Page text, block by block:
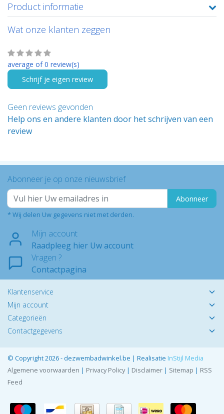
Product informatie
Wat onze klanten zeggen
average of 0 review(s)
Schrijf je eigen review
Geen reviews gevonden
Help ons en andere klanten door het schrijven van een
review
Abonneer je op onze nieuwsbrief
Abonneer
* Wij delen Uw gegevens niet met derden.
Mijn account
Raadpleeg hier Uw account
Vragen ?
Contactpagina
Klantenservice
Mijn account
Categorieën
Contactgegevens
© Copyright 2026 - dezwembadwinkel.be | Realisatie InStijl Media
Algemene voorwaarden | Privacy Policy| Disclaimer | Sitemap | RSS
Feed